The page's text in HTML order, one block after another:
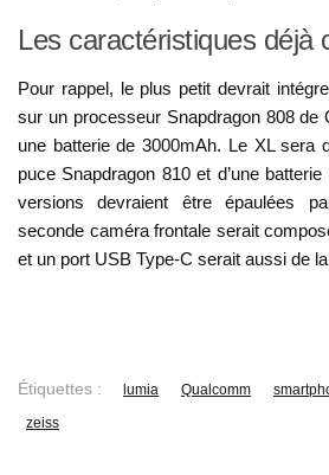
Les caractéristiques déjà
Pour rappel, le plus petit devrait
sur un processeur Snapdragon 808 de
une batterie de 3000mAh. Le XL sera
puce Snapdragon 810 et d’une
versions devraient être épaulées
seconde caméra frontale serait
et un port USB Type-C serait aussi de
Étiquettes : lumia Qualcomm
zeiss